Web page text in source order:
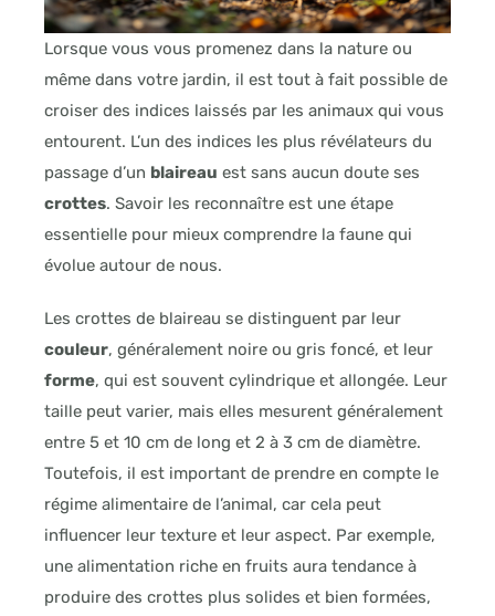
Lorsque vous vous promenez dans la nature ou
même dans votre jardin, il est tout à fait possible de
croiser des indices laissés par les animaux qui vous
entourent. L’un des indices les plus révélateurs du
passage d’un blaireau est sans aucun doute ses
crottes. Savoir les reconnaître est une étape
essentielle pour mieux comprendre la faune qui
évolue autour de nous.
Les crottes de blaireau se distinguent par leur
couleur, généralement noire ou gris foncé, et leur
forme, qui est souvent cylindrique et allongée. Leur
taille peut varier, mais elles mesurent généralement
entre 5 et 10 cm de long et 2 à 3 cm de diamètre.
Toutefois, il est important de prendre en compte le
régime alimentaire de l’animal, car cela peut
influencer leur texture et leur aspect. Par exemple,
une alimentation riche en fruits aura tendance à
produire des crottes plus solides et bien formées,